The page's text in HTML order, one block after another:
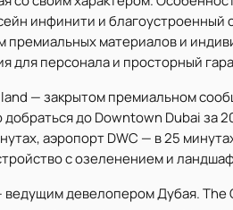
инфинити и благоустроенный
премиальных материалов и
персонала и просторный
— закрытом премиальном
до Downtown Dubai за
аэропорт DWC — в 25
с озеленением и
девелопером Дубая. The